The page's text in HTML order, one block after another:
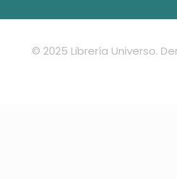
© 2025 Librería Universo.